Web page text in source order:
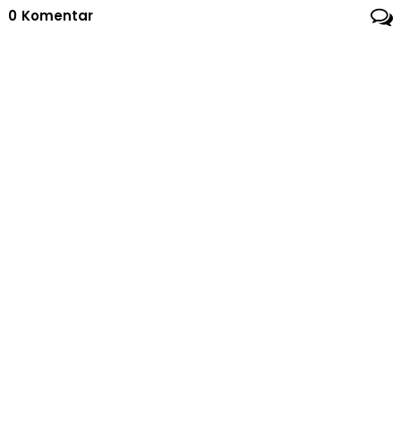
0 Komentar